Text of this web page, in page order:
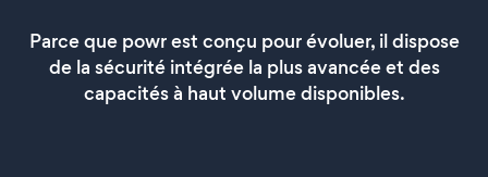
Parce que powr est conçu pour évoluer, il dispose
de la sécurité intégrée la plus avancée et des
capacités à haut volume disponibles.